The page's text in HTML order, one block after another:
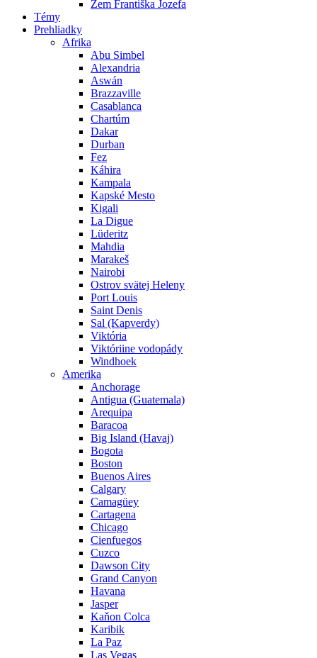
Zem Františka Jozefa
Témy
Prehliadky
Afrika
Abu Simbel
Alexandria
Aswán
Brazzaville
Casablanca
Chartúm
Dakar
Durban
Fez
Káhira
Kampala
Kapské Mesto
Kigali
La Digue
Lüderitz
Mahdia
Marakeš
Nairobi
Ostrov svätej Heleny
Port Louis
Saint Denis
Sal (Kapverdy)
Viktória
Viktóriine vodopády
Windhoek
Amerika
Anchorage
Antigua (Guatemala)
Arequipa
Baracoa
Big Island (Havaj)
Bogota
Boston
Buenos Aires
Calgary
Camagüey
Cartagena
Chicago
Cienfuegos
Cuzco
Dawson City
Grand Canyon
Havana
Jasper
Kaňon Colca
Karibik
La Paz
Las Vegas